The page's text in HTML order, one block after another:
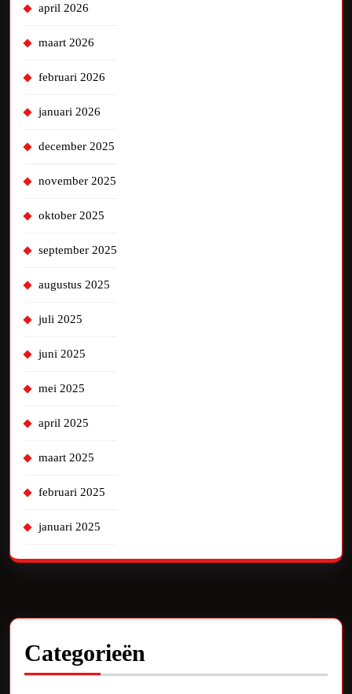
april 2026
maart 2026
februari 2026
januari 2026
december 2025
november 2025
oktober 2025
september 2025
augustus 2025
juli 2025
juni 2025
mei 2025
april 2025
maart 2025
februari 2025
januari 2025
Categorieën